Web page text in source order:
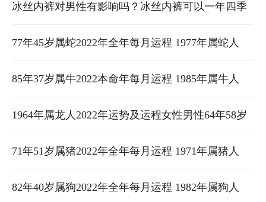
冰丝内裤对男性有影响吗？冰丝内裤可以一年四季
穿吗？ 男性冰丝内裤的危害
77年45岁属蛇2022年全年每月运程 1977年属蛇人
2022年运势及运程女性男性 77年属蛇46岁运势2022
年运势
85年37岁属牛2022本命年每月运程 1985年属牛人
2022年运势及运程女性男性
1964年属龙人2022年运势及运程女性男性64年58岁
属龙2022年全年每月运程
71年51岁属猪2022年全年每月运程 1971年属猪人
2022年运势及运程女性男性 71年属猪的人2022年每
82年40岁属狗2022年全年每月运程 1982年属狗人